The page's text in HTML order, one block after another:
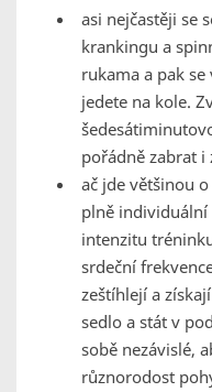
asi nejčastěji se
krankingu a
rukama a pak
jedete na kole.
pořádně zabrat i
ač jde většinou
plně individuální
intenzitu
srdeční
zeštíhlejí a
sedlo a stát v
sobě nezávislé,
různorodost